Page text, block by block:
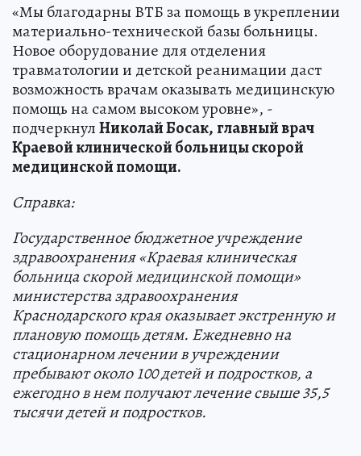
«Мы благодарны ВТБ за помощь в укреплении
материально-технической базы больницы.
Новое оборудование для отделения
травматологии и детской реанимации даст
возможность врачам оказывать медицинскую
помощь на самом высоком уровне», -
подчеркнулНиколай Босак,главный врач
Краевой клинической больницы скорой
медицинской помощи.
Справка:
Государственное бюджетное учреждение
здравоохранения «Краевая клиническая
больница скорой медицинской помощи»
министерства здравоохранения
Краснодарского края оказывает экстренную и
плановую помощь детям. Ежедневно на
стационарном лечении в учреждении
пребывают около 100 детей и подростков, а
ежегодно в нем получают лечение свыше 35,5
тысячи детей и подростков.